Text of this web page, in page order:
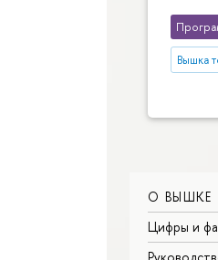
Вышка
О ВЫШКЕ
Цифры и